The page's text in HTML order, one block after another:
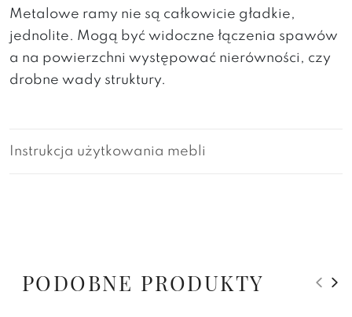
Metalowe ramy nie są całkowicie gładkie,
jednolite. Mogą być widoczne łączenia spawów
a na powierzchni występować nierówności, czy
drobne wady struktury.
Instrukcja użytkowania mebli
PODOBNE PRODUKTY